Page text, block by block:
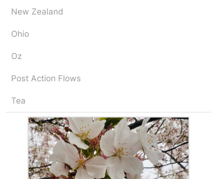
New Zealand
Ohio
Oz
Post Action Flows
Tea